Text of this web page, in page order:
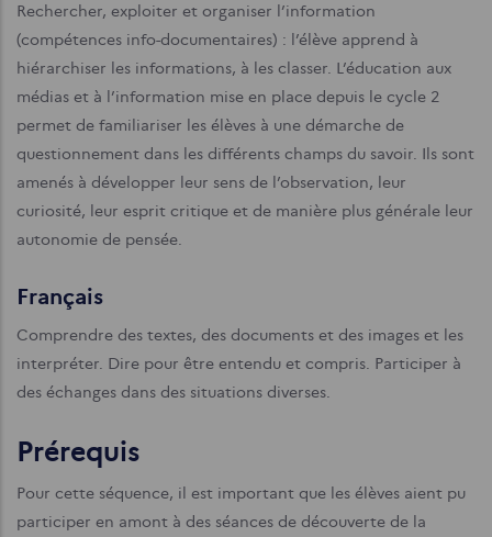
Rechercher, exploiter et organiser l’information
(compétences info-documentaires) : l’élève apprend à
hiérarchiser les informations, à les classer. L’éducation aux
médias et à l’information mise en place depuis le cycle 2
permet de familiariser les élèves à une démarche de
questionnement dans les différents champs du savoir. Ils sont
amenés à développer leur sens de l’observation, leur
curiosité, leur esprit critique et de manière plus générale leur
autonomie de pensée.
Français
Comprendre des textes, des documents et des images et les
interpréter. Dire pour être entendu et compris. Participer à
des échanges dans des situations diverses.
Prérequis
Pour cette séquence, il est important que les élèves aient pu
participer en amont à des séances de découverte de la